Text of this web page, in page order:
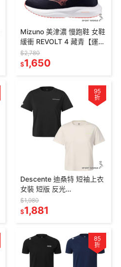
Mizuno 美津濃 慢跑鞋 女鞋
緩衝 REVOLT 4 藏青【運動
世界】J1GD258121
$2,780
$1,650
95
折
Descente 迪桑特 短袖上衣
女裝 短版 反光
SR122RTS31-
BLK0/SR122RTS31-IVY0
$1,980
$1,881
85
折